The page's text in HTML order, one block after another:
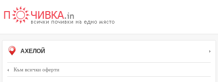
АХЕЛОЙ
Към всички оферти